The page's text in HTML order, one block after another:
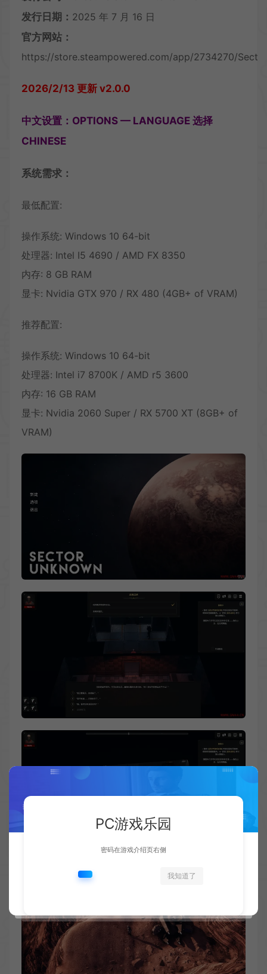
发行日期： 2025 年 7 月 16 日
官方网站：
https://store.steampowered.com/app/2734270/
2026/2/13 更新 v2.0.0
中文设置：OPTIONS — LANGUAGE 选择
CHINESE
系统需求：
最低配置:
操作系统: Windows 10 64-bit
处理器: Intel I5 4690 / AMD FX 8350
内存: 8 GB RAM
显卡: Nvidia GTX 970 / RX 480 (4GB+ of VRAM)
推荐配置:
操作系统: Windows 10 64-bit
处理器: Intel i7 8700K / AMD r5 3600
内存: 16 GB RAM
显卡: Nvidia 2060 Super / RX 5700 XT (8GB+ of
VRAM)
PC游戏乐园
密码在游戏介绍页右侧
我知道了